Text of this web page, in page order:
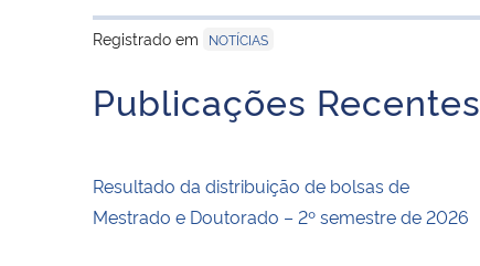
Registrado em
NOTÍCIAS
Publicações Recentes
Resultado da distribuição de bolsas de
Mestrado e Doutorado – 2º semestre de 2026